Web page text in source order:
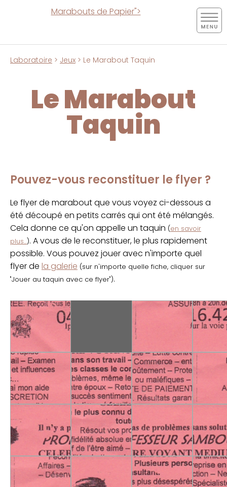
Marabouts de Papier">
Laboratoire > Jeux > Le Marabout Taquin
Le Marabout
Taquin
Pouvez-vous reconstituer le flyer ?
Le flyer de marabout que vous voyez ci-dessous a
été découpé en petits carrés qui ont été mélangés.
Cela donne ce qu'on appelle un taquin (en savoir
plus...). A vous de le reconstituer, le plus rapidement
possible. Vous pouvez jouer avec n'importe quel
flyer de la galerie (sur n'importe quelle fiche, cliquer sur
"Jouer au taquin avec ce flyer").